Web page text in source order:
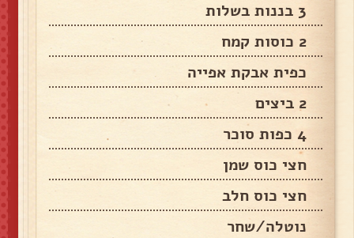
3 בננות בשלות
2 כוסות קמח
כפית אבקת אפייה
2 ביצים
4 כפות סוכר
חצי כוס שמן
חצי כוס חלב
נוטלה/שחר